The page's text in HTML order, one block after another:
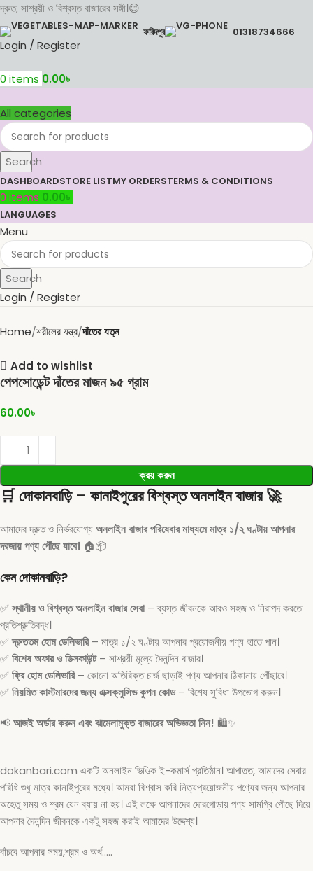
দ্রুত, সাশ্রয়ী ও বিশ্বস্ত বাজারের সঙ্গী।😊
ফরিদপুর 01318734666
Login / Register
0 items 0.00৳
All categories
Search
DASHBOARDSTORE LISTMY ORDERSTERMS & CONDITIONS
0 items 0.00৳
LANGUAGES
Menu
Search
Login / Register
Home শরীলের যন্ত্র দাঁতের যত্ন
Add to wishlist
পেপসোডেন্ট দাঁতের মাজন ৯৫ গ্রাম
60.00৳
ক্রয় করুন
🛒দোকানবাড়ি – কানাইপুরের বিশ্বস্ত অনলাইন বাজার🚀
আমাদের দ্রুত ও নির্ভরযোগ্যঅনলাইন বাজার পরিষেবার মাধ্যমে মাত্র ১/২ ঘণ্টায় আপনার
দরজায় পণ্য পৌঁছে যাবে। 🏠📦
কেন দোকানবাড়ি?
✅স্থানীয় ও বিশ্বস্ত অনলাইন বাজার সেবা– ব্যস্ত জীবনকে আরও সহজ ও নিরাপদ করতে
প্রতিশ্রুতিবদ্ধ।
✅দ্রুততম হোম ডেলিভারি– মাত্র ১/২ ঘণ্টায় আপনার প্রয়োজনীয় পণ্য হাতে পান।
✅ বিশেষ অফার ও ডিসকাউন্ট– সাশ্রয়ী মূল্যে দৈনন্দিন বাজার।
✅ ফ্রি হোম ডেলিভারি– কোনো অতিরিক্ত চার্জ ছাড়াই পণ্য আপনার ঠিকানায় পৌঁছাবে।
✅ নিয়মিত কাস্টমারদের জন্য এক্সক্লুসিভ কুপন কোড– বিশেষ সুবিধা উপভোগ করুন।
📢আজই অর্ডার করুন এবং ঝামেলামুক্ত বাজারের অভিজ্ঞতা নিন! 🛍️✨
dokanbari.com একটি অনলাইন ভিওিক ই-কমার্স প্রতিষ্ঠান। আপাতত, আমাদের সেবার
পরিধি শুধু মাত্র কানাইপুরের মধ্যে। আমরা বিশ্বাস করি নিত্যপ্রয়োজনীয় পণ্যের জন্য আপনার
অহেতু সময় ও শ্রম যেন ব্যায় না হয়। এই লক্ষে আপনাদের দোরগোড়ায় পণ্য সামগ্রি পৌছে দিয়ে
আপনার দৈনন্দিন জীবনকে একটু সহজ করাই আমাদের উদ্দেশ্য।
বাঁচবে আপনার সময়,শ্রম ও অর্থ…..